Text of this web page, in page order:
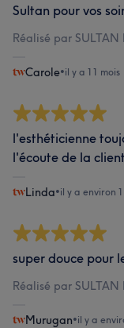
Sultan pour vos
Réalisé par SULTAN
Carole•il y a 11 mois
l'esthéticienne
l'écoute de la
Linda•il y a environ
super douce pour
Réalisé par SULTAN
Murugan•il y a